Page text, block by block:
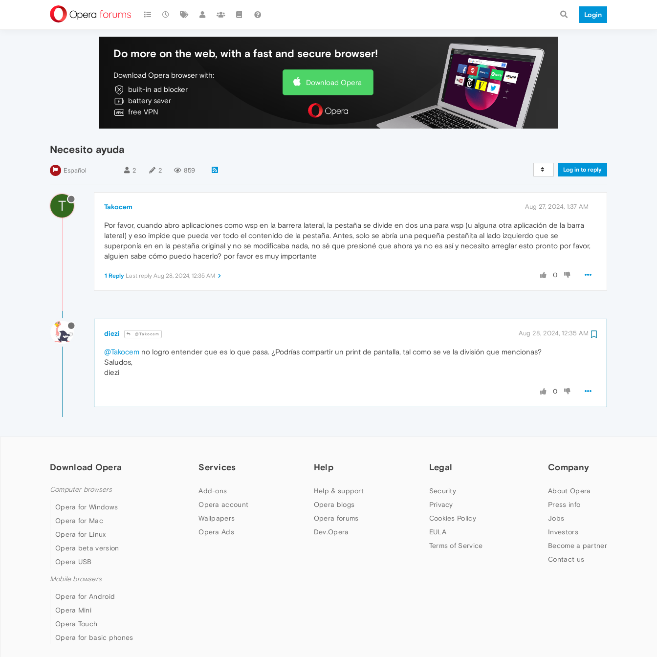
Login
Do more on the web, with a fast and secure browser!
Download Opera browser with:
built-in ad blocker
battery saver
free VPN
Download Opera
Necesito ayuda
Español 2 2 859 Log in to reply
T Takocem Aug 27, 2024, 1:37 AM
Por favor, cuando abro aplicaciones como wsp en la barrera lateral, la pestaña se divide en dos una para wsp (u alguna otra aplicación de la barra
lateral) y eso impide que pueda ver todo el contenido de la pestaña. Antes, solo se abría una pequeña pestañita al lado izquierdo que se
superponía en en la pestaña original y no se modificaba nada, no sé que presioné que ahora ya no es así y necesito arreglar esto pronto por favor,
alguien sabe cómo puedo hacerlo? por favor es muy importante
0
1 Reply Last reply Aug 28, 2024, 12:35 AM
diezi @Takocem Aug 28, 2024, 12:35 AM
@Takocem no logro entender que es lo que pasa. ¿Podrías compartir un print de pantalla, tal como se ve la división que mencionas?
Saludos,
diezi
0
Download Opera
Computer browsers
Opera for Windows
Opera for Mac
Opera for Linux
Opera beta version
Opera USB
Mobile browsers
Opera for Android
Opera Mini
Opera Touch
Opera for basic phones
Services
Add-ons
Opera account
Wallpapers
Opera Ads
Help
Help & support
Opera blogs
Opera forums
Dev.Opera
Legal
Security
Privacy
Cookies Policy
EULA
Terms of Service
Company
About Opera
Press info
Jobs
Investors
Become a partner
Contact us